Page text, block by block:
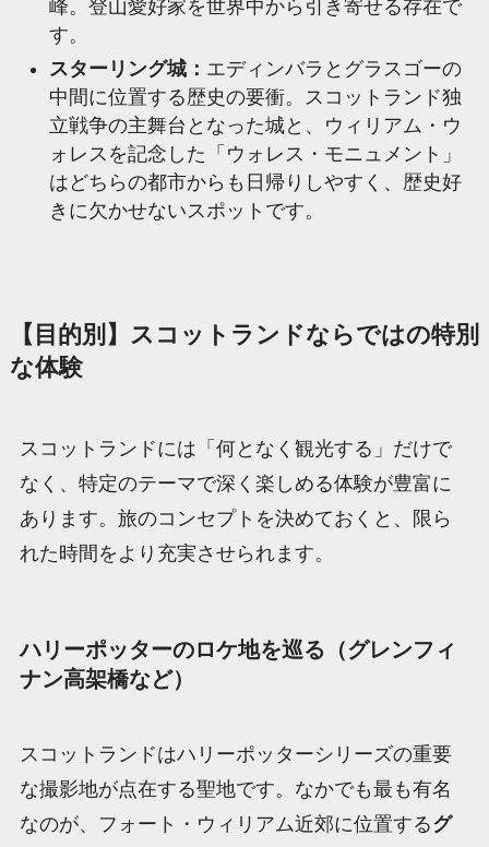
峰。登山愛好家を世界中から引き寄せる存在で
す。
スターリング城： エディンバラとグラスゴーの
中間に位置する歴史の要衝。スコットランド独
立戦争の主舞台となった城と、ウィリアム・ウ
ォレスを記念した「ウォレス・モニュメント」
はどちらの都市からも日帰りしやすく、歴史好
きに欠かせないスポットです。
【目的別】スコットランドならではの特別
な体験
スコットランドには「何となく観光する」だけで
なく、特定のテーマで深く楽しめる体験が豊富に
あります。旅のコンセプトを決めておくと、限ら
れた時間をより充実させられます。
ハリーポッターのロケ地を巡る（グレンフィ
ナン高架橋など）
スコットランドはハリーポッターシリーズの重要
な撮影地が点在する聖地です。なかでも最も有名
なのが、フォート・ウィリアム近郊に位置するグ